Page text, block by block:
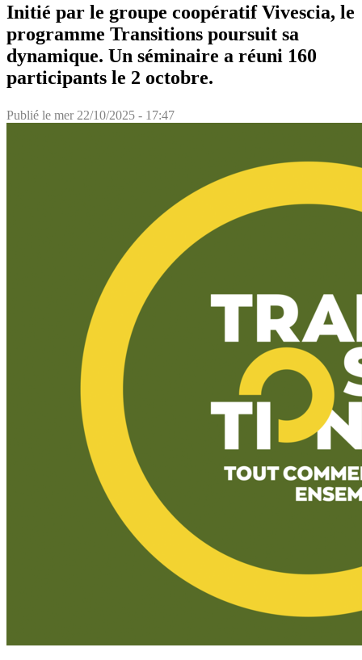
Initié par le groupe coopératif Vivescia, le
programme Transitions poursuit sa
dynamique. Un séminaire a réuni 160
participants le 2 octobre.
Publié le mer 22/10/2025 - 17:47